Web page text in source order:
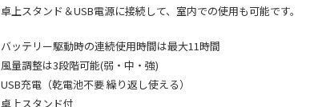
卓上スタンド＆USB電源に接続して、室内での使用も可能です。
バッテリー駆動時の連続使用時間は最大11時間
風量調整は3段階可能(弱・中・強)
USB充電（乾電池不要 繰り返し使える）
卓上スタンド付